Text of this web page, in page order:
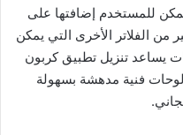
يمكن للمستخدم إضافتها على
من الفلاتر الأخرى التي يمكن
يساعد تنزيل تطبيق كربون
فنية مدهشة بسهولة